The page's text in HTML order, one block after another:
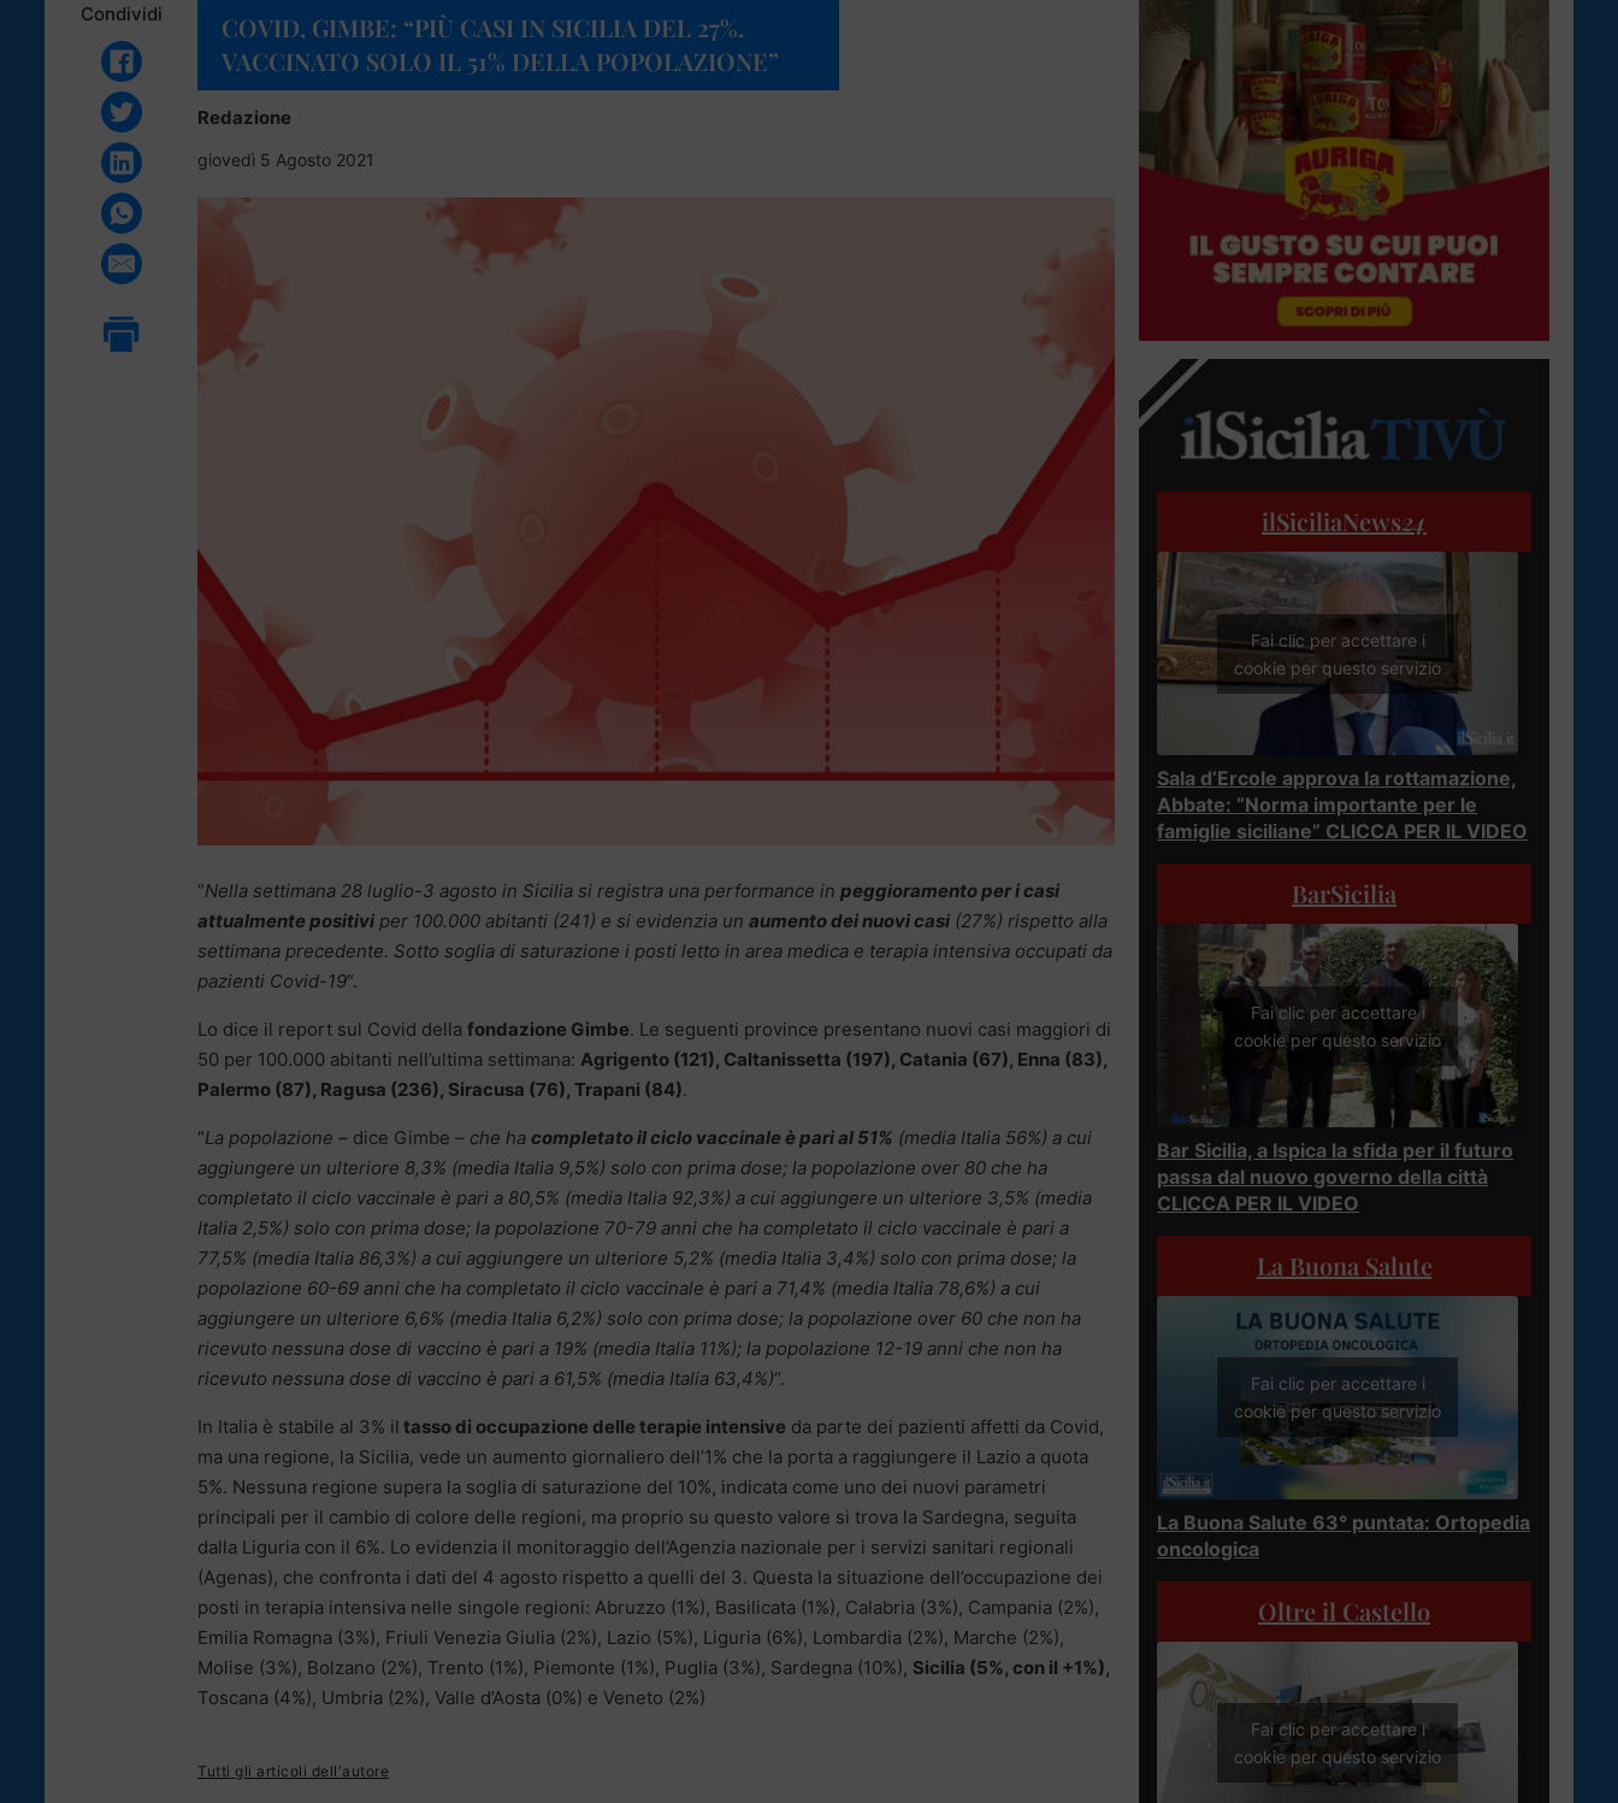
Condividi
COVID, GIMBE: “PIÙ CASI IN SICILIA DEL 27%.
VACCINATO SOLO IL 51% DELLA POPOLAZIONE”
Redazione
giovedì 5 Agosto 2021
“Nella settimana 28 luglio-3 agosto in Sicilia si registra una performance in peggioramento per i casi
attualmente positivi per 100.000 abitanti (241) e si evidenzia un aumento dei nuovi casi (27%) rispetto alla
settimana precedente. Sotto soglia di saturazione i posti letto in area medica e terapia intensiva occupati da
pazienti Covid-19“.
Lo dice il report sul Covid della fondazione Gimbe. Le seguenti province presentano nuovi casi maggiori di
50 per 100.000 abitanti nell’ultima settimana: Agrigento (121), Caltanissetta (197), Catania (67), Enna (83),
Palermo (87), Ragusa (236), Siracusa (76), Trapani (84).
“La popolazione – dice Gimbe – che ha completato il ciclo vaccinale è pari al 51% (media Italia 56%) a cui
aggiungere un ulteriore 8,3% (media Italia 9,5%) solo con prima dose; la popolazione over 80 che ha
completato il ciclo vaccinale è pari a 80,5% (media Italia 92,3%) a cui aggiungere un ulteriore 3,5% (media
Italia 2,5%) solo con prima dose; la popolazione 70-79 anni che ha completato il ciclo vaccinale è pari a
77,5% (media Italia 86,3%) a cui aggiungere un ulteriore 5,2% (media Italia 3,4%) solo con prima dose; la
popolazione 60-69 anni che ha completato il ciclo vaccinale è pari a 71,4% (media Italia 78,6%) a cui
aggiungere un ulteriore 6,6% (media Italia 6,2%) solo con prima dose; la popolazione over 60 che non ha
ricevuto nessuna dose di vaccino è pari a 19% (media Italia 11%); la popolazione 12-19 anni che non ha
ricevuto nessuna dose di vaccino è pari a 61,5% (media Italia 63,4%)“.
In Italia è stabile al 3% il tasso di occupazione delle terapie intensive da parte dei pazienti affetti da Covid,
ma una regione, la Sicilia, vede un aumento giornaliero dell’1% che la porta a raggiungere il Lazio a quota
5%. Nessuna regione supera la soglia di saturazione del 10%, indicata come uno dei nuovi parametri
principali per il cambio di colore delle regioni, ma proprio su questo valore si trova la Sardegna, seguita
dalla Liguria con il 6%. Lo evidenzia il monitoraggio dell’Agenzia nazionale per i servizi sanitari regionali
(Agenas), che confronta i dati del 4 agosto rispetto a quelli del 3. Questa la situazione dell’occupazione dei
posti in terapia intensiva nelle singole regioni: Abruzzo (1%), Basilicata (1%), Calabria (3%), Campania (2%),
Emilia Romagna (3%), Friuli Venezia Giulia (2%), Lazio (5%), Liguria (6%), Lombardia (2%), Marche (2%),
Molise (3%), Bolzano (2%), Trento (1%), Piemonte (1%), Puglia (3%), Sardegna (10%), Sicilia (5%, con il +1%),
Toscana (4%), Umbria (2%), Valle d’Aosta (0%) e Veneto (2%)
Tutti gli articoli dell'autore
ilSiciliaNews24
Fai clic per accettare i
cookie per questo servizio
Sala d’Ercole approva la rottamazione,
Abbate: “Norma importante per le
famiglie siciliane” CLICCA PER IL VIDEO
BarSicilia
Fai clic per accettare i
cookie per questo servizio
Bar Sicilia, a Ispica la sfida per il futuro
passa dal nuovo governo della città
CLICCA PER IL VIDEO
La Buona Salute
Fai clic per accettare i
cookie per questo servizio
La Buona Salute 63° puntata: Ortopedia
oncologica
Oltre il Castello
Fai clic per accettare i
cookie per questo servizio